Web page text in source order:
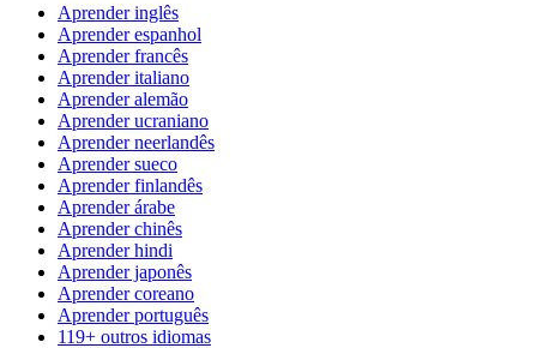
Aprender inglês
Aprender espanhol
Aprender francês
Aprender italiano
Aprender alemão
Aprender ucraniano
Aprender neerlandês
Aprender sueco
Aprender finlandês
Aprender árabe
Aprender chinês
Aprender hindi
Aprender japonês
Aprender coreano
Aprender português
119+ outros idiomas